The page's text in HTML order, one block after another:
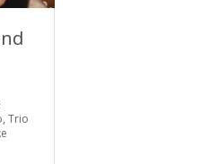
Trio